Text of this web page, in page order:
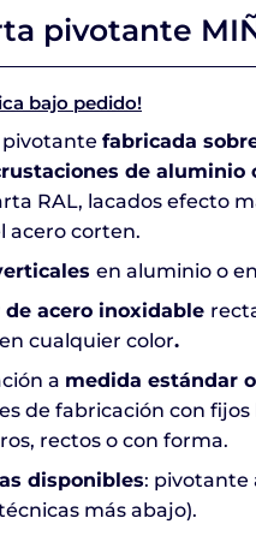
pivotante
bajo pedido!
fabricada
de aluminio
RAL, lacados efecto
acero corten.
en aluminio o
de acero inoxidable
cualquier color.
a medida estándar
de fabricación con
rectos o con forma.
disponibles: pivotante
más abajo).